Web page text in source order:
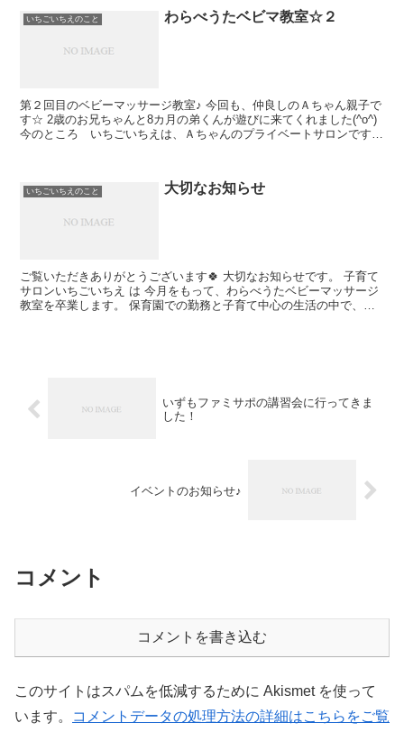
いちごいちえのこと わらべうたベビマ教室☆２
第２回目のベビーマッサージ教室♪ 今回も、仲良しのＡちゃん親子で
す☆ 2歳のお兄ちゃんと8カ月の弟くんが遊びに来てくれました(^o^)
今のところ いちごいちえは、Ａちゃんのプライベートサロンです
いちごいちえのこと 大切なお知らせ
ご覧いただきありがとうございます🍀 大切なお知らせです。 子育て
サロンいちごいちえ は 今月をもって、わらべうたベビーマッサージ
教室を卒業します。 保育園での勤務と子育て中心の生活の中で、自
いずもファミサポの講習会に行ってきま
した！
イベントのお知らせ♪
コメント
コメントを書き込む
このサイトはスパムを低減するために Akismet を使って
います。
コメントデータの処理方法の詳細はこちらをご覧